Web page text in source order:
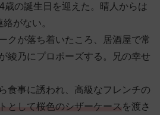
歳の誕生日を迎えた。晴人からは
がない。
クが落ち着いたころ、居酒屋で常
綾乃にプロポーズする。兄の幸せ
食事に誘われ、高級なフレンチの
として桜色のシザーケース を渡さ